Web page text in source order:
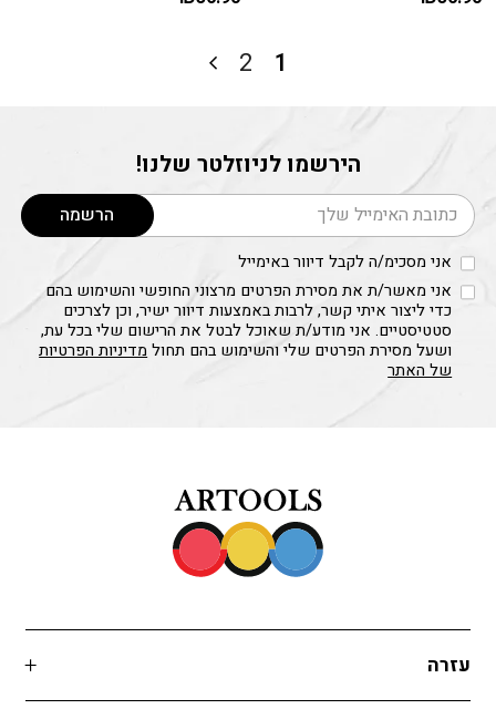
1
2
הירשמו לניוזלטר שלנו!
דוא׳׳ל הרשמה
אני מסכימ/ה לקבל דיוור באימייל
אני מאשר/ת את מסירת הפרטים מרצוני החופשי והשימוש בהם
כדי ליצור איתי קשר, לרבות באמצעות דיוור ישיר, וכן לצרכים
סטטיסטיים. אני מודע/ת שאוכל לבטל את הרישום שלי בכל עת,
ושעל מסירת הפרטים שלי והשימוש בהם תחולמדיניות הפרטיות
של האתר
עזרה